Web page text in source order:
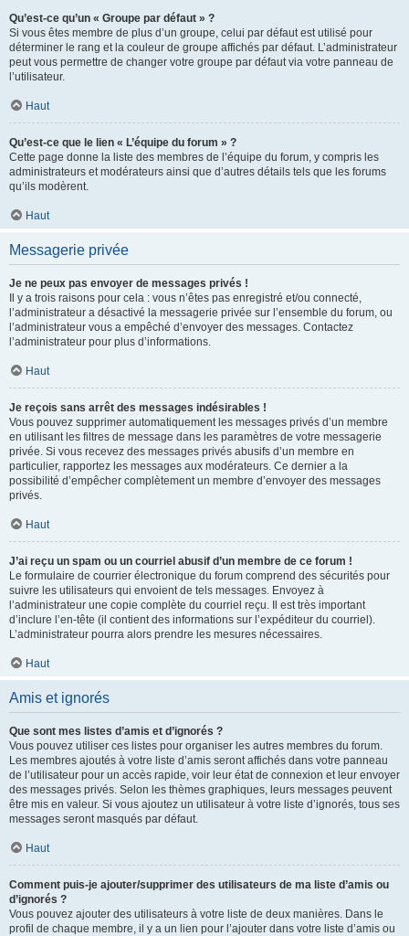
Qu’est-ce qu’un « Groupe par défaut » ?
Si vous êtes membre de plus d’un groupe, celui par défaut est utilisé pour
déterminer le rang et la couleur de groupe affichés par défaut. L’administrateur
peut vous permettre de changer votre groupe par défaut via votre panneau de
l’utilisateur.
Haut
Qu’est-ce que le lien « L’équipe du forum » ?
Cette page donne la liste des membres de l’équipe du forum, y compris les
administrateurs et modérateurs ainsi que d’autres détails tels que les forums
qu’ils modèrent.
Haut
Messagerie privée
Je ne peux pas envoyer de messages privés !
Il y a trois raisons pour cela : vous n’êtes pas enregistré et/ou connecté,
l’administrateur a désactivé la messagerie privée sur l’ensemble du forum, ou
l’administrateur vous a empêché d’envoyer des messages. Contactez
l’administrateur pour plus d’informations.
Haut
Je reçois sans arrêt des messages indésirables !
Vous pouvez supprimer automatiquement les messages privés d’un membre
en utilisant les filtres de message dans les paramètres de votre messagerie
privée. Si vous recevez des messages privés abusifs d’un membre en
particulier, rapportez les messages aux modérateurs. Ce dernier a la
possibilité d’empêcher complètement un membre d’envoyer des messages
privés.
Haut
J’ai reçu un spam ou un courriel abusif d’un membre de ce forum !
Le formulaire de courrier électronique du forum comprend des sécurités pour
suivre les utilisateurs qui envoient de tels messages. Envoyez à
l’administrateur une copie complète du courriel reçu. Il est très important
d’inclure l’en-tête (il contient des informations sur l’expéditeur du courriel).
L’administrateur pourra alors prendre les mesures nécessaires.
Haut
Amis et ignorés
Que sont mes listes d’amis et d’ignorés ?
Vous pouvez utiliser ces listes pour organiser les autres membres du forum.
Les membres ajoutés à votre liste d’amis seront affichés dans votre panneau
de l’utilisateur pour un accès rapide, voir leur état de connexion et leur envoyer
des messages privés. Selon les thèmes graphiques, leurs messages peuvent
être mis en valeur. Si vous ajoutez un utilisateur à votre liste d’ignorés, tous ses
messages seront masqués par défaut.
Haut
Comment puis-je ajouter/supprimer des utilisateurs de ma liste d’amis ou
d’ignorés ?
Vous pouvez ajouter des utilisateurs à votre liste de deux manières. Dans le
profil de chaque membre, il y a un lien pour l’ajouter dans votre liste d’amis ou